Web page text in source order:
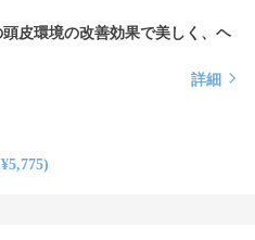
皮環境の改善効果で美しく、ヘ
詳細